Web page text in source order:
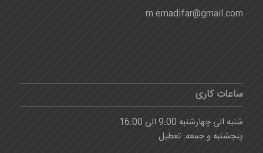
m.emadifar@gmail.com
ساعات کاری
شنبه الی چهارشنبه 9:00 الی 16:00
پنجشنبه و جمعه: تعطیل